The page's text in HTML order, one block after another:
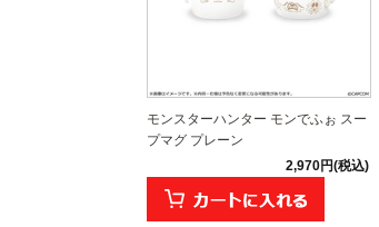
モンスターハンター モンでふぉ スー
プマグ プレーン
2,970円(税込)